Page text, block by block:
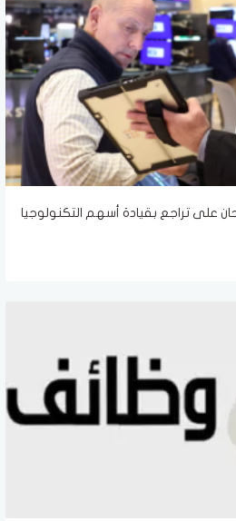
على تراجع بقيادة أسهم التكنولوجيا